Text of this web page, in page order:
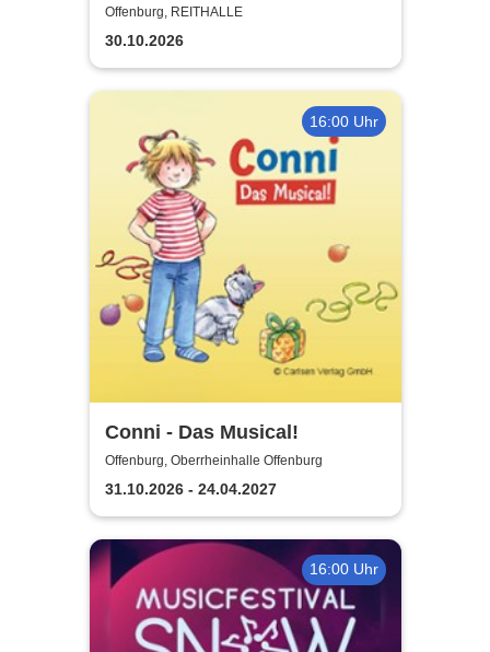
Glaub halt net!
Offenburg, REITHALLE
30.10.2026
16:00 Uhr
Conni - Das Musical!
Offenburg, Oberrheinhalle Offenburg
31.10.2026 - 24.04.2027
16:00 Uhr